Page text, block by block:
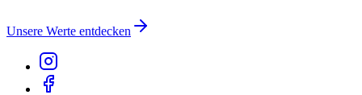
Unsere Werte entdecken